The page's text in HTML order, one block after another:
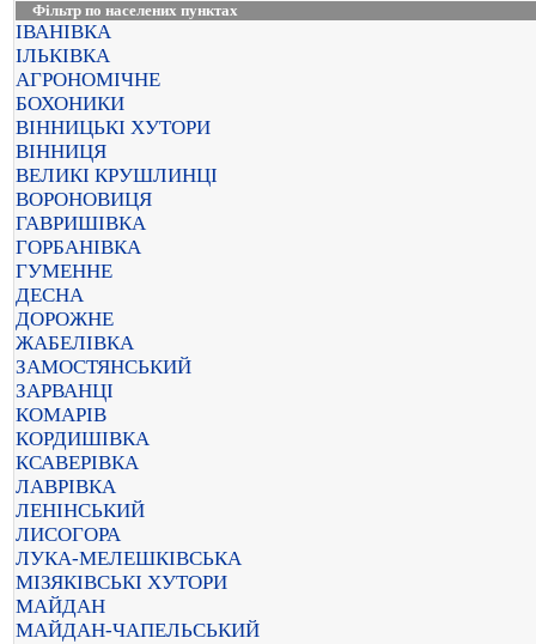
Фільтр по населених пунктах
ІВАНІВКА
ІЛЬКІВКА
АГРОНОМІЧНЕ
БОХОНИКИ
ВІННИЦЬКІ ХУТОРИ
ВІННИЦЯ
ВЕЛИКІ КРУШЛИНЦІ
ВОРОНОВИЦЯ
ГАВРИШІВКА
ГОРБАНІВКА
ГУМЕННЕ
ДЕСНА
ДОРОЖНЕ
ЖАБЕЛІВКА
ЗАМОСТЯНСЬКИЙ
ЗАРВАНЦІ
КОМАРІВ
КОРДИШІВКА
КСАВЕРІВКА
ЛАВРІВКА
ЛЕНІНСЬКИЙ
ЛИСОГОРА
ЛУКА-МЕЛЕШКІВСЬКА
МІЗЯКІВСЬКІ ХУТОРИ
МАЙДАН
МАЙДАН-ЧАПЕЛЬСЬКИЙ